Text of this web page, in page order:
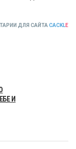
ДЛЯ САЙТА CACKLE
И